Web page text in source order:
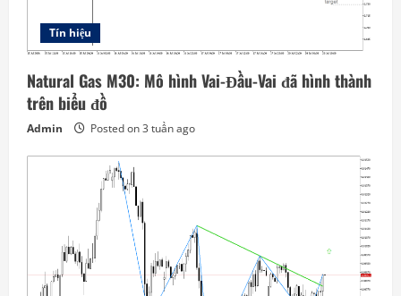
Tín hiệu
Natural Gas M30: Mô hình Vai-Đầu-Vai đã hình thành
trên biểu đồ
Admin Posted on 3 tuần ago